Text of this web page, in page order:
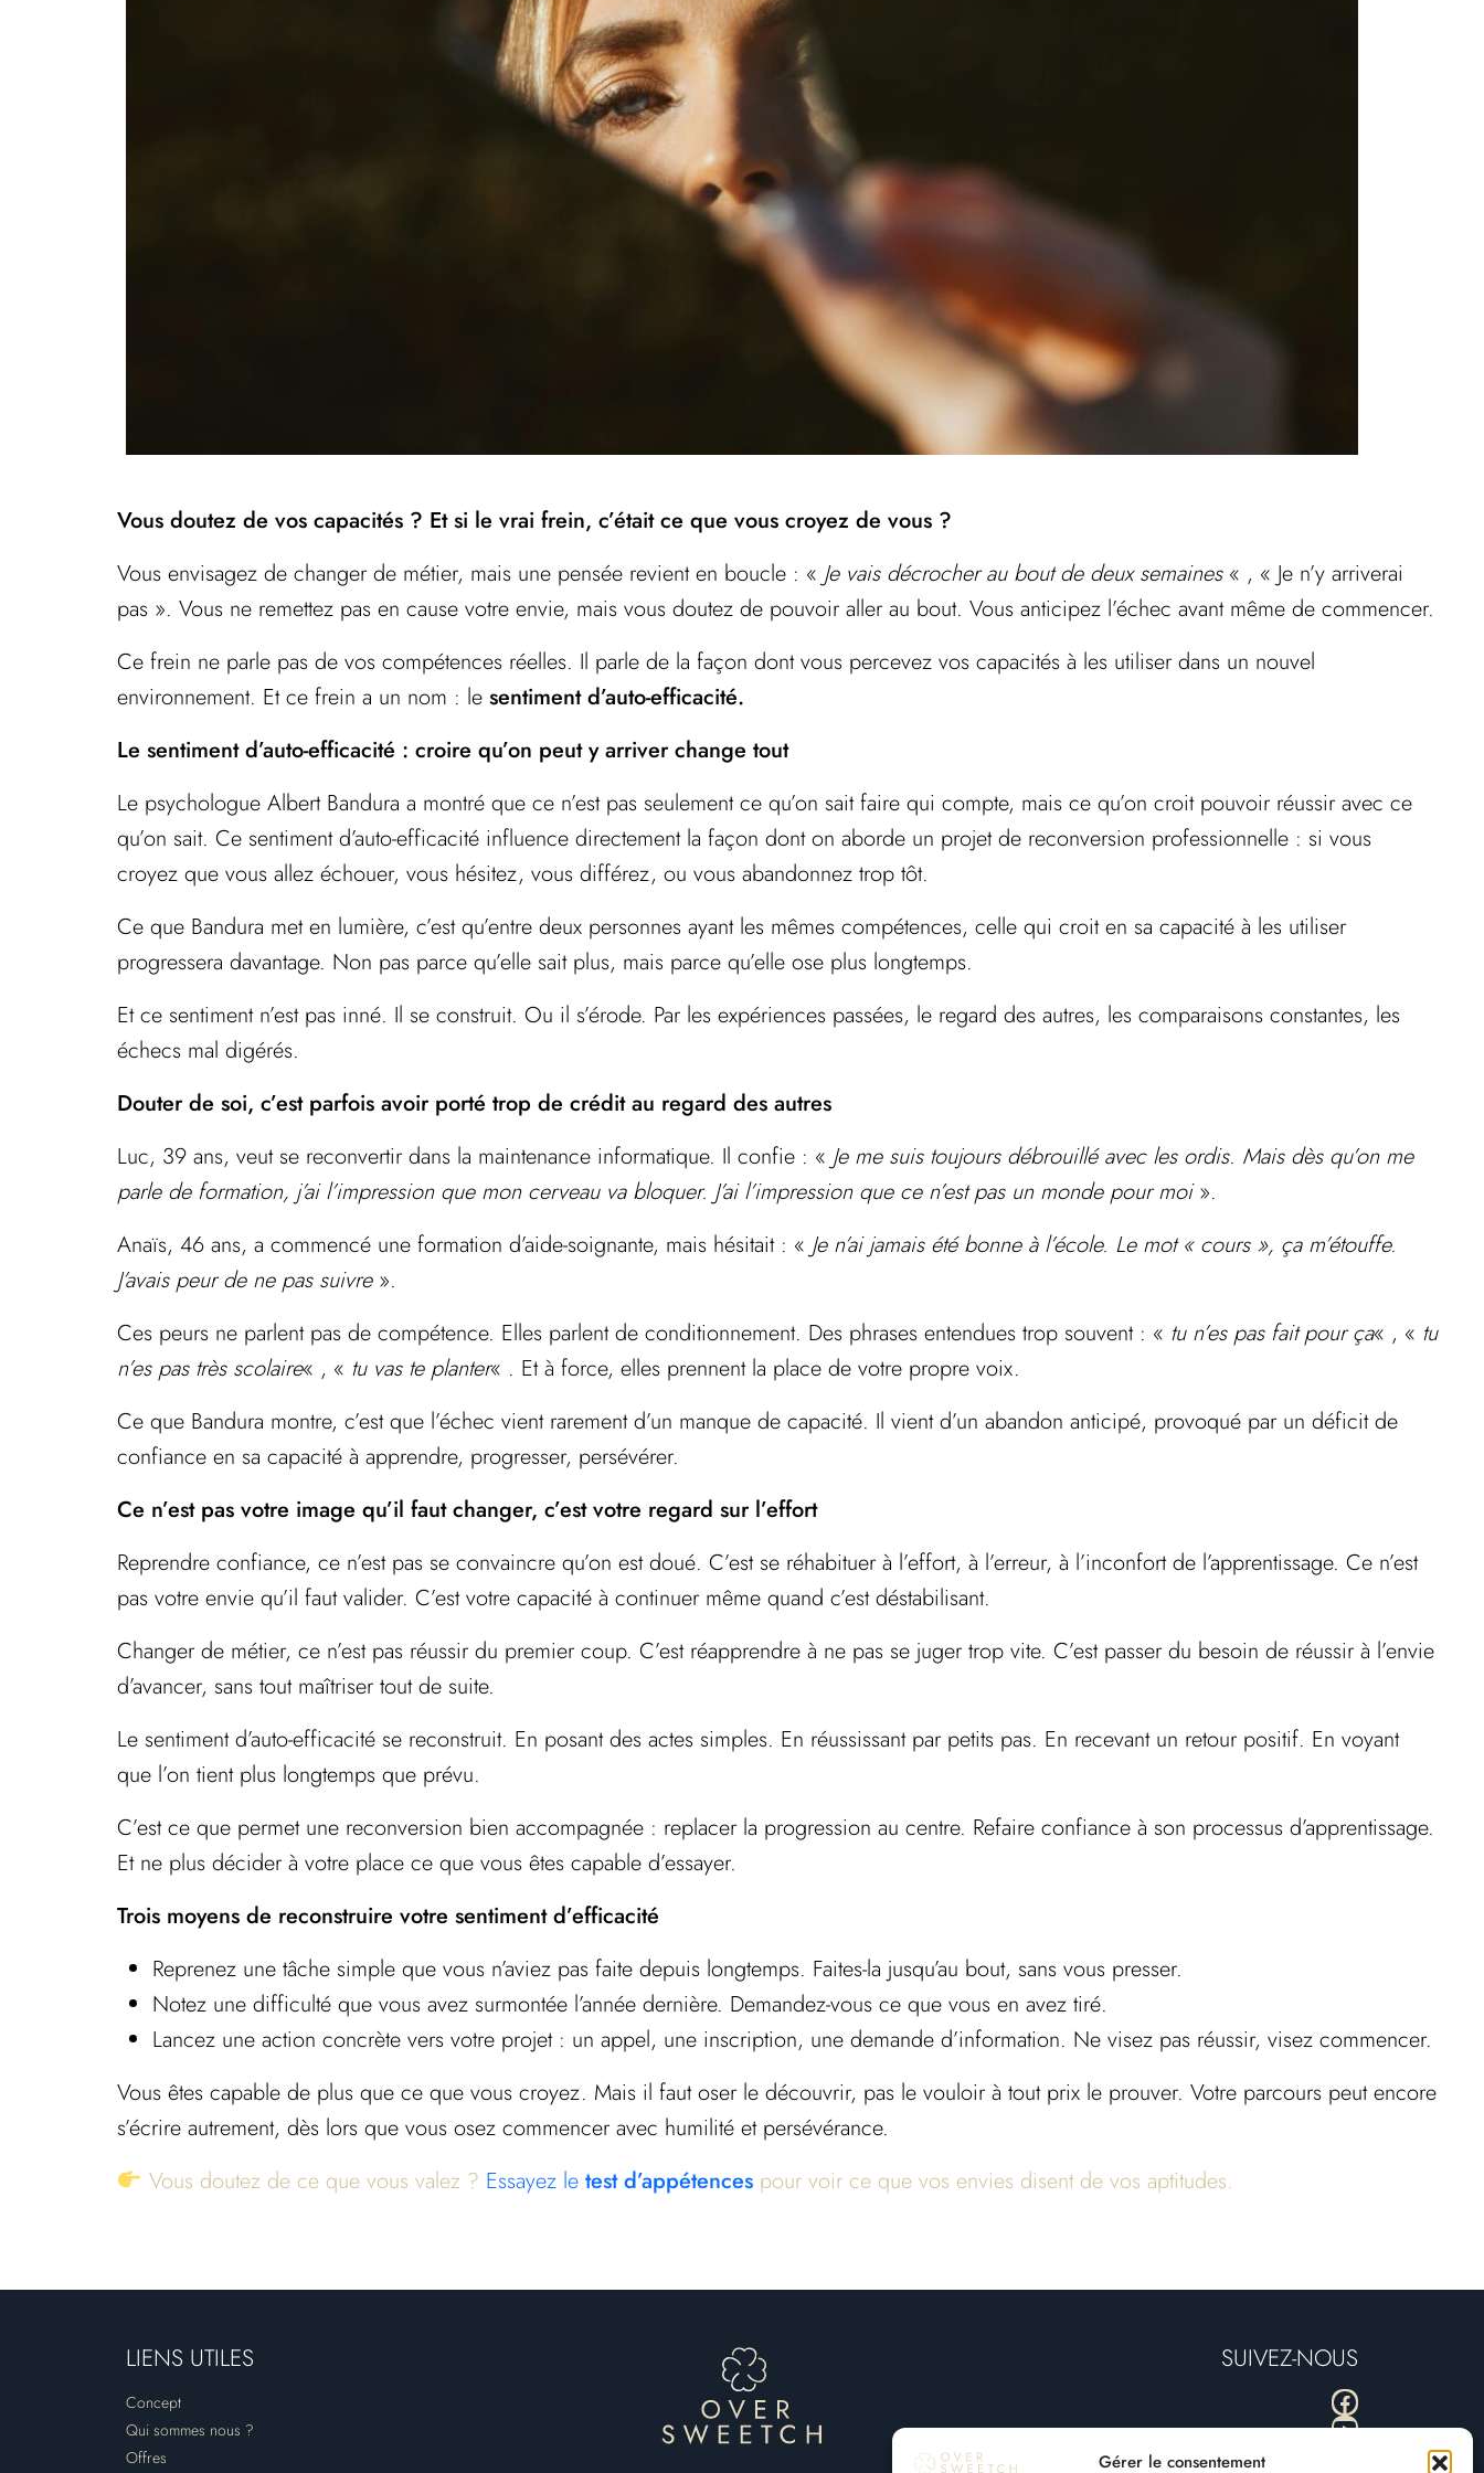
Gérer le consentement
Vous doutez de vos capacités ? Et si le vrai frein, c’était ce que vous croyez de vous ?
Vous envisagez de changer de métier, mais une pensée revient en boucle : « Je vais décrocher au bout de deux semaines« , « Je n’y arriverai
pas ». Vous ne remettez pas en cause votre envie, mais vous doutez de pouvoir aller au bout. Vous anticipez l’échec avant même de commencer.
Ce frein ne parle pas de vos compétences réelles. Il parle de la façon dont vous percevez vos capacités à les utiliser dans un nouvel
environnement. Et ce frein a un nom : le sentiment d’auto-efficacité.
Le sentiment d’auto-efficacité : croire qu’on peut y arriver change tout
Le psychologue Albert Bandura a montré que ce n’est pas seulement ce qu’on sait faire qui compte, mais ce qu’on croit pouvoir réussir avec ce
qu’on sait. Ce sentiment d’auto-efficacité influence directement la façon dont on aborde un projet de reconversion professionnelle : si vous
croyez que vous allez échouer, vous hésitez, vous différez, ou vous abandonnez trop tôt.
Ce que Bandura met en lumière, c’est qu’entre deux personnes ayant les mêmes compétences, celle qui croit en sa capacité à les utiliser
progressera davantage. Non pas parce qu’elle sait plus, mais parce qu’elle ose plus longtemps.
Et ce sentiment n’est pas inné. Il se construit. Ou il s’érode. Par les expériences passées, le regard des autres, les comparaisons constantes, les
échecs mal digérés.
Douter de soi, c’est parfois avoir porté trop de crédit au regard des autres
Luc, 39 ans, veut se reconvertir dans la maintenance informatique. Il confie : « Je me suis toujours débrouillé avec les ordis. Mais dès qu’on me
parle de formation, j’ai l’impression que mon cerveau va bloquer. J’ai l’impression que ce n’est pas un monde pour moi».
Anaïs, 46 ans, a commencé une formation d’aide-soignante, mais hésitait : « Je n’ai jamais été bonne à l’école. Le mot « cours », ça m’étouffe.
J’avais peur de ne pas suivre».
Ces peurs ne parlent pas de compétence. Elles parlent de conditionnement. Des phrases entendues trop souvent : « tu n’es pas fait pour ça« , « tu
n’es pas très scolaire« , « tu vas te planter« . Et à force, elles prennent la place de votre propre voix.
Ce que Bandura montre, c’est que l’échec vient rarement d’un manque de capacité. Il vient d’un abandon anticipé, provoqué par un déficit de
confiance en sa capacité à apprendre, progresser, persévérer.
Ce n’est pas votre image qu’il faut changer, c’est votre regard sur l’effort
Reprendre confiance, ce n’est pas se convaincre qu’on est doué. C’est se réhabituer à l’effort, à l’erreur, à l’inconfort de l’apprentissage. Ce n’est
pas votre envie qu’il faut valider. C’est votre capacité à continuer même quand c’est déstabilisant.
Changer de métier, ce n’est pas réussir du premier coup. C’est réapprendre à ne pas se juger trop vite. C’est passer du besoin de réussir à l’envie
d’avancer, sans tout maîtriser tout de suite.
Le sentiment d’auto-efficacité se reconstruit. En posant des actes simples. En réussissant par petits pas. En recevant un retour positif. En voyant
que l’on tient plus longtemps que prévu.
C’est ce que permet une reconversion bien accompagnée : replacer la progression au centre. Refaire confiance à son processus d’apprentissage.
Et ne plus décider à votre place ce que vous êtes capable d’essayer.
Trois moyens de reconstruire votre sentiment d’efficacité
Reprenez une tâche simple que vous n’aviez pas faite depuis longtemps. Faites-la jusqu’au bout, sans vous presser.
Notez une difficulté que vous avez surmontée l’année dernière. Demandez-vous ce que vous en avez tiré.
Lancez une action concrète vers votre projet : un appel, une inscription, une demande d’information. Ne visez pas réussir, visez commencer.
Vous êtes capable de plus que ce que vous croyez. Mais il faut oser le découvrir, pas le vouloir à tout prix le prouver. Votre parcours peut encore
s’écrire autrement, dès lors que vous osez commencer avec humilité et persévérance.
Vous doutez de ce que vous valez ? Essayez le test d’appétencespour voir ce que vos envies disent de vos aptitudes.
LIENS UTILES
Concept
Qui sommes nous ?
Offres
SUIVEZ-NOUS
Facebook
YouTube
Instagram